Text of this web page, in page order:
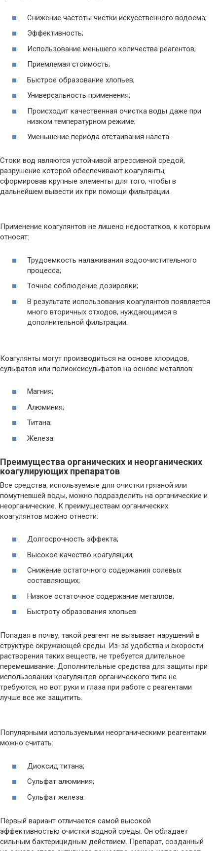
Снижение частоты чистки искусственного водоема;
Эффективность;
Использование меньшего количества реагентов;
Приемлемая стоимость;
Быстрое образование хлопьев;
Универсальность применения;
Происходит качественная очистка воды даже при
низком температурном режиме;
Уменьшение периода отстаивания налета.
Стоки вод являются устойчивой агрессивной средой,
разрушение которой обеспечивают коагулянты,
сформировав крупные элементы для того, чтобы в
дальнейшем вывести их при помощи фильтрации.
Применение коагулянтов не лишено недостатков, к которым
относят:
Трудоемкость налаживания водоочистительного
процесса;
Точное соблюдение дозировки;
В результате использования коагулянтов появляется
много вторичных отходов, нуждающимся в
дополнительной фильтрации.
Коагулянты могут производиться на основе хлоридов,
сульфатов или полиоксисульфатов на основе металлов:
Магния;
Алюминия;
Титана;
Железа.
Преимущества органических и неорганических
коагулирующих препаратов
Все средства, используемые для очистки грязной или
помутневшей воды, можно подразделить на органические и
неорганические. К преимуществам органических
коагулянтов можно отнести:
Долгосрочность эффекта;
Высокое качество коагуляции;
Снижение остаточного содержания солевых
составляющих;
Низкое остаточное содержание металлов;
Быстроту образования хлопьев.
Попадая в почву, такой реагент не вызывает нарушений в
структуре окружающей среды. Из-за удобства и скорости
растворения таких веществ, не требуется длительное
перемешивание. Дополнительные средства для защиты при
использовании коагулянтов органического типа не
требуются, но вот руки и глаза при работе с реагентами
лучше все же защитить.
Популярными используемыми неорганическими реагентами
можно считать:
Диоксид титана;
Сульфат алюминия;
Сульфат железа.
Первый вариант отличается самой высокой
эффективностью очистки водной среды. Он обладает
сильным бактерицидным действием. Препарат, созданный